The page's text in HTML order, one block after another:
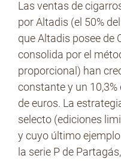
Las ventas de
por Altadis (el 50%
que Altadis posee de
consolida por el
proporcional) han
constante y un
de euros. La
selecto (ediciones
y cuyo último
la serie P de